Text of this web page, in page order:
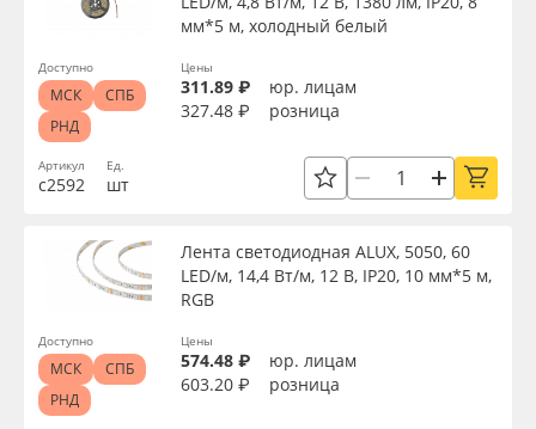
Доставка
Оплата
Сервис
Компания
Блог
Листовые материалы
Чернила
Клей, скотчи и крепёж
Мобильные конструкции и POS-материалы
Профильные системы
Светотехника
Тип
Ширина, мм
Длина, м
Высота, мм
Мощность, Вт
Артикул
с2592
мм*5 м, холодный белый
Ед.
шт
Цены
311.89 ₽
юр. лицам
327.48 ₽
розница
Доступно
МСК
СПБ
РНД
Лента светодиодная ALUX, 5050, 60
LED/м, 14,4 Вт/м, 12 В, IP20, 10 мм*5 м,
RGB
Цены
574.48 ₽
юр. лицам
603.20 ₽
розница
Доступно
МСК
СПБ
РНД